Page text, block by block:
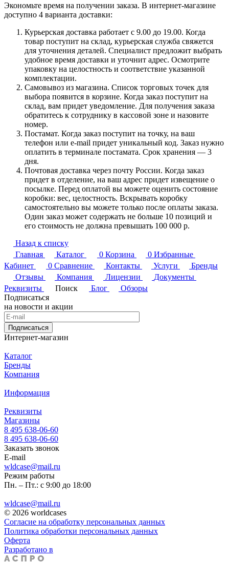
Экономьте время на получении заказа. В интернет-магазине
доступно 4 варианта доставки:
Курьерская доставка работает с 9.00 до 19.00. Когда
товар поступит на склад, курьерская служба свяжется
для уточнения деталей. Специалист предложит выбрать
удобное время доставки и уточнит адрес. Осмотрите
упаковку на целостность и соответствие указанной
комплектации.
Самовывоз из магазина. Список торговых точек для
выбора появится в корзине. Когда заказ поступит на
склад, вам придет уведомление. Для получения заказа
обратитесь к сотруднику в кассовой зоне и назовите
номер.
Постамат. Когда заказ поступит на точку, на ваш
телефон или e-mail придет уникальный код. Заказ нужно
оплатить в терминале постамата. Срок хранения — 3
дня.
Почтовая доставка через почту России. Когда заказ
придет в отделение, на ваш адрес придет извещение о
посылке. Перед оплатой вы можете оценить состояние
коробки: вес, целостность. Вскрывать коробку
самостоятельно вы можете только после оплаты заказа.
Один заказ может содержать не больше 10 позиций и
его стоимость не должна превышать 100 000 р.
Назад к списку
Главная
Каталог 0 Корзина 0 Избранные
Кабинет
0 Сравнение Контакты Услуги
Бренды
Отзывы
Компания Лицензии
Документы
Реквизиты
Поиск Блог
Обзоры
Подписаться
на новости и акции
Подписаться
Интернет-магазин
Каталог
Бренды
Компания
Информация
Реквизиты
Магазины
8 495 638-06-60
8 495 638-06-60
Заказать звонок
E-mail
wldcase@mail.ru
Режим работы
Пн. – Пт.: с 9:00 до 18:00
wldcase@mail.ru
© 2026 worldcases
Согласие на обработку персональных данных
Политика обработки персональных данных
Оферта
Разработано в